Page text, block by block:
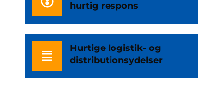
hurtig respons
Hurtige logistik- og
distributionsydelser